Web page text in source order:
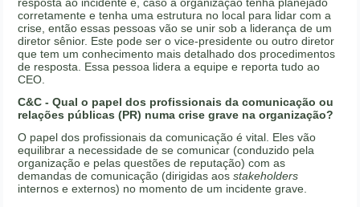
resposta ao incidente e, caso a organização tenha planejado
corretamente e tenha uma estrutura no local para lidar com a
crise, então essas pessoas vão se unir sob a liderança de um
diretor sênior. Este pode ser o vice-presidente ou outro diretor
que tem um conhecimento mais detalhado dos procedimentos
de resposta. Essa pessoa lidera a equipe e reporta tudo ao
CEO.
C&C - Qual o papel dos profissionais da comunicação ou
relações públicas (PR) numa crise grave na organização?
O papel dos profissionais da comunicação é vital. Eles vão
equilibrar a necessidade de se comunicar (conduzido pela
organização e pelas questões de reputação) com as
demandas de comunicação (dirigidas aosstakeholders
internos e externos) no momento de um incidente grave.